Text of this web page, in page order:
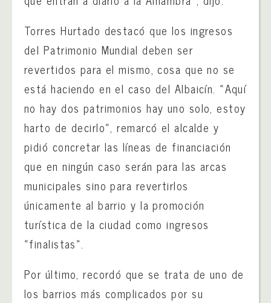
Torres Hurtado destacó que los ingresos
del Patrimonio Mundial deben ser
revertidos para el mismo, cosa que no se
está haciendo en el caso del Albaicín. «Aquí
no hay dos patrimonios hay uno solo, estoy
harto de decirlo», remarcó el alcalde y
pidió concretar las líneas de financiación
que en ningún caso serán para las arcas
municipales sino para revertirlos
únicamente al barrio y la promoción
turística de la ciudad como ingresos
«finalistas».
Por último, recordó que se trata de uno de
los barrios más complicados por su